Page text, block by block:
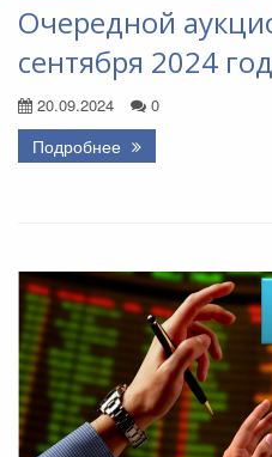
Очередной
сентября 2024
20.09.2024 0
Подробнее